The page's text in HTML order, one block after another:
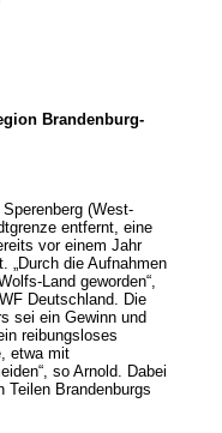
Brandenburg-
(West-
entfernt, eine
vor einem Jahr
„Durch die Aufnahmen
Land geworden“,
Deutschland. Die
sei ein Gewinn und
reibungsloses
etwa mit
so Arnold. Dabei
Teilen Brandenburgs